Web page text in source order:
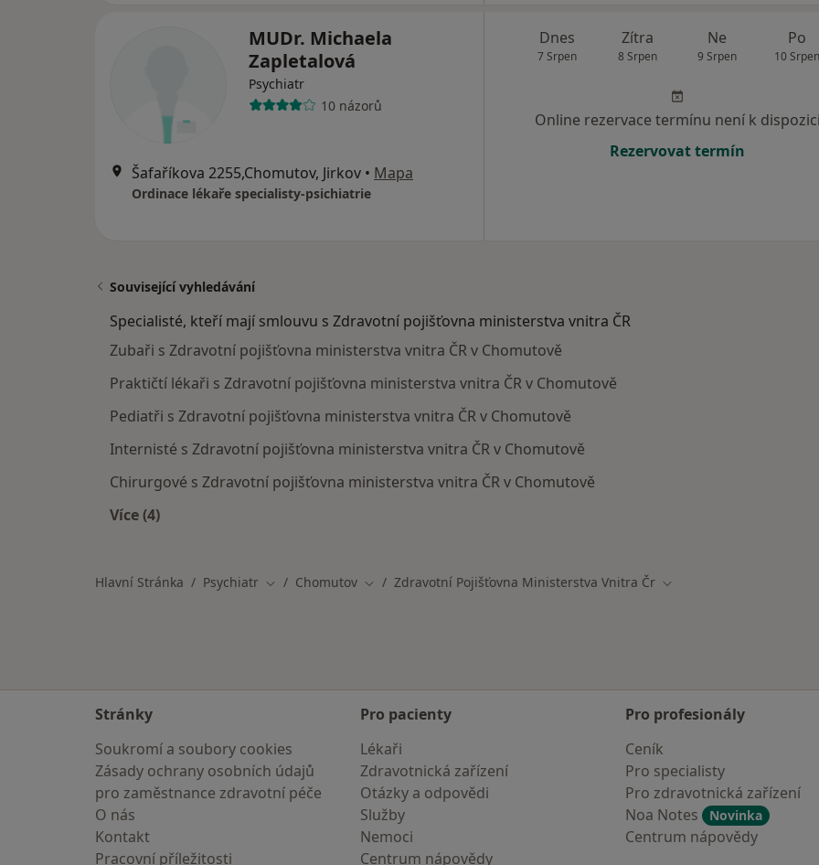
MUDr. Michaela
Zapletalová
Psychiatr
10 názorů
Šafaříkova 2255,Chomutov, Jirkov • Mapa
Ordinace lékaře specialisty-psichiatrie
Dnes
7 Srpen
Zítra
8 Srpen
Ne
9 Srpen
Po
10 Srpen
Online rezervace termínu není k dispozici
Rezervovat termín
Související vyhledávání
Specialisté, kteří mají smlouvu s Zdravotní pojišťovna ministerstva vnitra ČR
Zubaři s Zdravotní pojišťovna ministerstva vnitra ČR v Chomutově
Praktičtí lékaři s Zdravotní pojišťovna ministerstva vnitra ČR v Chomutově
Pediatři s Zdravotní pojišťovna ministerstva vnitra ČR v Chomutově
Internisté s Zdravotní pojišťovna ministerstva vnitra ČR v Chomutově
Chirurgové s Zdravotní pojišťovna ministerstva vnitra ČR v Chomutově
Více (4)
Hlavní Stránka Psychiatr Změna města
Chomutov Změna města
Zdravotní Pojišťovna Ministerstva Vnitra Čr Změna města
Stránky
Soukromí a soubory cookies
Zásady ochrany osobních údajů
pro zaměstnance zdravotní péče
O nás
Kontakt
Pracovní příležitosti
Pro pacienty
Lékaři
Zdravotnická zařízení
Otázky a odpovědi
Služby
Nemoci
Centrum nápovědy
Pro profesionály
Ceník
Pro specialisty
Pro zdravotnická zařízení
Noa Notes
Novinka
Centrum nápovědy